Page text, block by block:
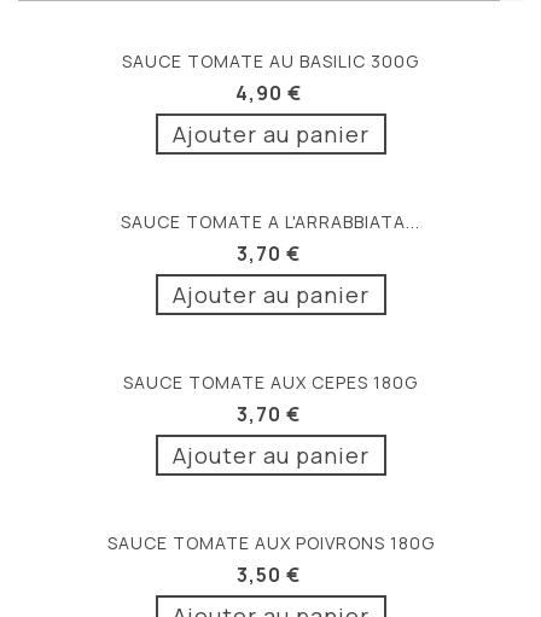
SAUCE TOMATE AU BASILIC 300G
4,90 €
Ajouter au panier
SAUCE TOMATE A L'ARRABBIATA...
3,70 €
Ajouter au panier
SAUCE TOMATE AUX CEPES 180G
3,70 €
Ajouter au panier
SAUCE TOMATE AUX POIVRONS 180G
3,50 €